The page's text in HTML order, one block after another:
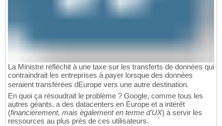
La Ministre réfléchit à une taxe sur les transferts de données qui
contraindrait les entreprises à payer lorsque des données
seraient transférées dEurope vers une autre destination.
En quoi ça résoudrait le problème ? Google, comme tous les
autres géants, a des datacenters en Europe et a intérêt
(financièrement, mais également en terme d'UX) à servir les
ressources au plus près de ces utilisateurs.